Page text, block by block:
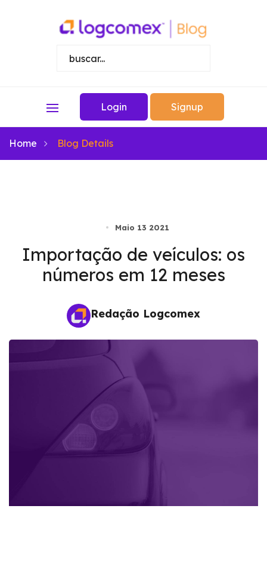
Login Signup
Home Blog Details
Maio 13 2021
Importação de veículos: os
números em 12 meses
Redação Logcomex